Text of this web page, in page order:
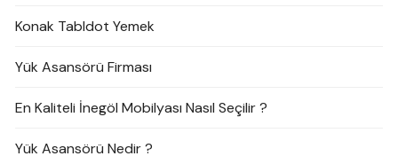
Konak Tabldot Yemek
Yük Asansörü Firması
En Kaliteli İnegöl Mobilyası Nasıl Seçilir ?
Yük Asansörü Nedir ?